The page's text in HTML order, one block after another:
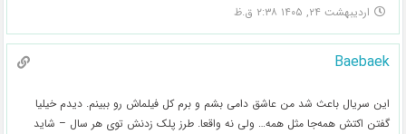
اردیبهشت ۲۴, ۱۴۰۵ ۲:۳۸ ق.ظ
Baebaek
این سریال باعث شد من عاشق دامی بشم و برم کل فیلماش رو ببینم. دیدم خیلیا
گفتن اکتش همه‌جا مثل همه… ولی نه واقعا. طرز پلک زدنش توی هر سال – شاید